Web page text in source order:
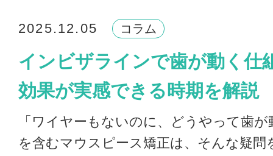
2025.12.05 コラム
インビザラインで歯が動く仕
効果が実感できる時期を解説
「ワイヤーもないのに、どうやって歯
を含むマウスピース矯正は、そんな疑